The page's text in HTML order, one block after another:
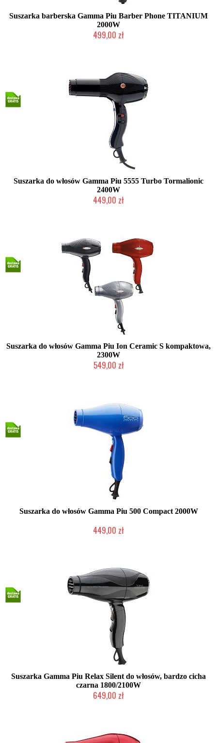
Suszarka barberska Gamma Piu Barber Phone TITANIUM
2000W
499,00 zł
Suszarka do włosów Gamma Piu 5555 Turbo Tormalionic
2400W
449,00 zł
Suszarka do włosów Gamma Piu Ion Ceramic S kompaktowa,
2300W
549,00 zł
Suszarka do włosów Gamma Piu 500 Compact 2000W
449,00 zł
Suszarka Gamma Piu Relax Silent do włosów, bardzo cicha
czarna 1800/2100W
649,00 zł